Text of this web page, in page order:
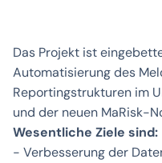
Das Projekt ist
Automatisierung des
Reportingstrukturen im
und der neuen MaRisk-
Wesentliche Ziele sind:
- Verbesserung der